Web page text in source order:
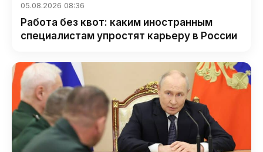
05.08.2026 08:36
Работа без квот: каким иностранным
специалистам упростят карьеру в России